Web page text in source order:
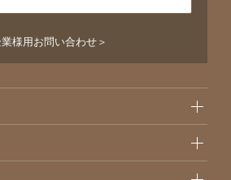
様用お問い合わせ＞